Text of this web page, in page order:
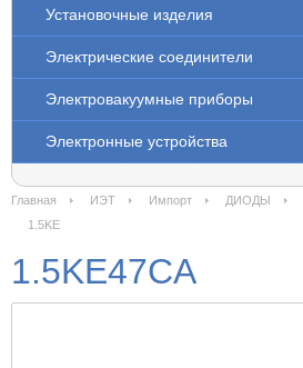
Установочные изделия
Электрические соединители
Электровакуумные приборы
Электронные устройства
Главная ИЭТ Импорт ДИОДЫ
1.5KE
1.5KE47CA